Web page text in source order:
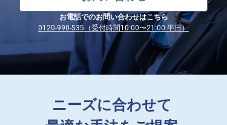
お電話でのお問い合わせはこちら
0120-990-535（受付時間10:00〜21:00 平日）
ニーズに合わせて